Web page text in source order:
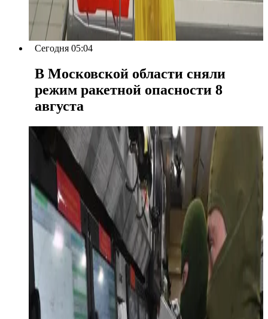
Сегодня 05:04
В Московской области сняли
режим ракетной опасности 8
августа